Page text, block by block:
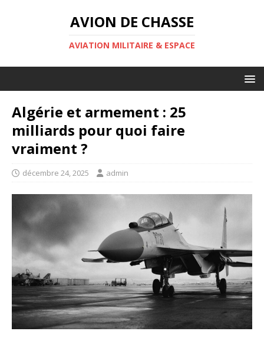
AVION DE CHASSE
AVIATION MILITAIRE & ESPACE
Algérie et armement : 25
milliards pour quoi faire
vraiment ?
décembre 24, 2025 admin